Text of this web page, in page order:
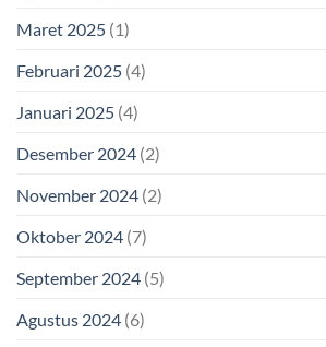
Maret 2025 (1)
Februari 2025 (4)
Januari 2025 (4)
Desember 2024 (2)
November 2024 (2)
Oktober 2024 (7)
September 2024 (5)
Agustus 2024 (6)